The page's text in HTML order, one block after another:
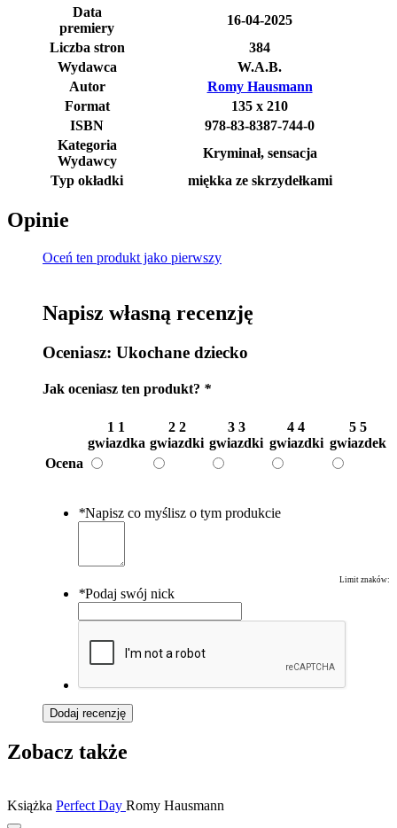
Data
premiery
16-04-2025
Liczba stron
384
Wydawca
W.A.B.
Autor
Romy Hausmann
Format
135 x 210
ISBN
978-83-8387-744-0
Kategoria
Wydawcy
Kryminał, sensacja
Typ okładki
miękka ze skrzydełkami
Opinie
Oceń ten produkt jako pierwszy
Napisz własną recenzję
Oceniasz: Ukochane dziecko
Jak oceniasz ten produkt? *
1 1
gwiazdka
2 2
gwiazdki
3 3
gwiazdki
4 4
gwiazdki
5 5
gwiazdek
Ocena
*Napisz co myślisz o tym produkcie
Limit znaków:
*Podaj swój nick
Dodaj recenzję
Zobacz także
Książka Perfect Day Romy Hausmann